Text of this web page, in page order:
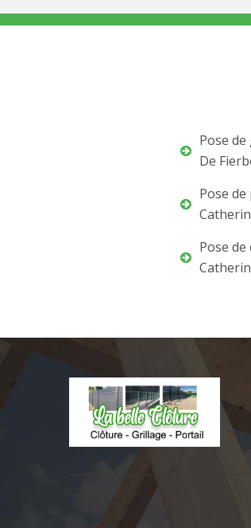
Pose
De
Pose
Pose